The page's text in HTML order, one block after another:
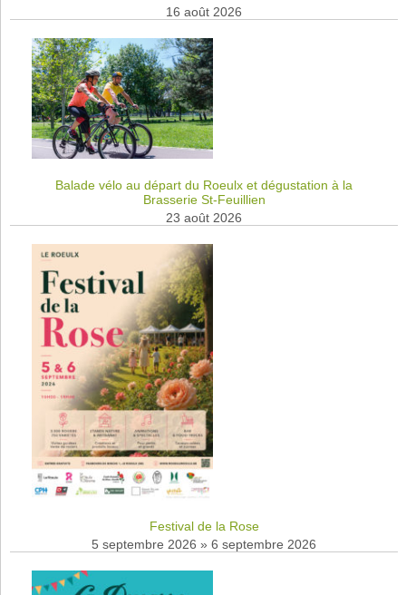
16 août 2026
Balade vélo au départ du Roeulx et dégustation à la
Brasserie St-Feuillien
23 août 2026
Festival de la Rose
5 septembre 2026 » 6 septembre 2026